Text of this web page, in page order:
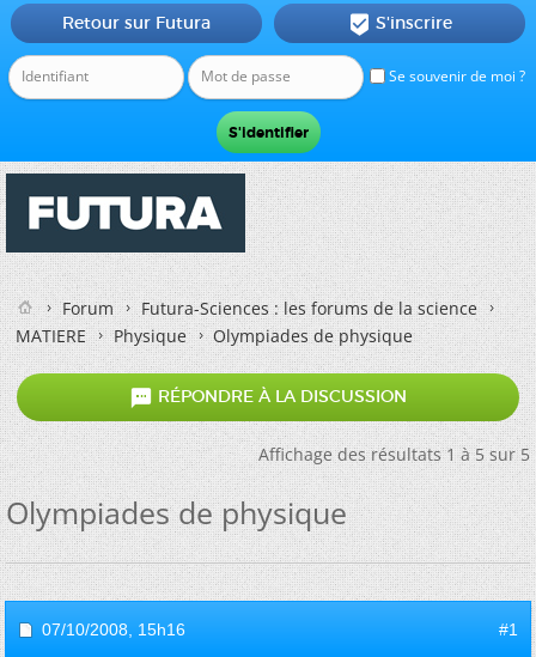
Se souvenir de moi ?
Retour sur Futura  S'inscrire
Forum
Futura-Sciences : les forums de la science
MATIERE
Physique Olympiades de physique
 RÉPONDRE À LA DISCUSSION
Affichage des résultats 1 à 5 sur 5
Olympiades de physique
07/10/2008, 15h16 #1